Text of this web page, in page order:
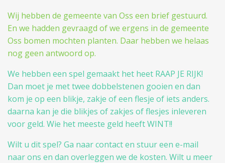
Wij hebben de gemeente van Oss een brief gestuurd.
En we hadden gevraagd of we ergens in de gemeente
Oss bomen mochten planten. Daar hebben we helaas
nog geen antwoord op.
We hebben een spel gemaakt het heet RAAP JE RIJK!
Dan moet je met twee dobbelstenen gooien en dan
kom je op een blikje, zakje of een flesje of iets anders.
daarna kan je die blikjes of zakjes of flesjes inleveren
voor geld. Wie het meeste geld heeft WINT!!
Wilt u dit spel? Ga naar contact en stuur een e-mail
naar ons en dan overleggen we de kosten. Wilt u meer